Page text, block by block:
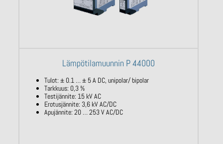
Lämpötilamuunnin P 44000
Tulot: ± 0.1 … ± 5 A DC, unipolar/ bipolar
Tarkkuus: 0,3 %
Testijännite: 15 kV AC
Erotusjännite: 3,6 kV AC/DC
Apujännite: 20 … 253 V AC/DC